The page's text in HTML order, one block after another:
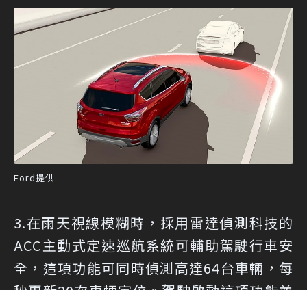
Ford提供
3.在雨天視線模糊時，採用雷達偵測科技的
ACC主動式定速巡航系統可輔助駕駛行車安
全，這項功能可同時偵測高達64台車輛，每